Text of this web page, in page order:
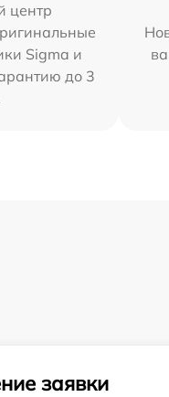
центр
Sigma и
до 3
заявки